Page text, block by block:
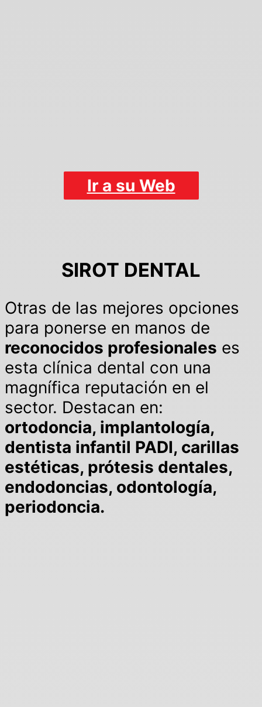
Ir a su Web
SIROT DENTAL
Otras de las mejores opciones
para ponerse en manos de
reconocidos profesionales es
esta clínica dental con una
magnífica reputación en el
sector. Destacan en:
ortodoncia, implantología,
dentista infantil PADI, carillas
estéticas, prótesis dentales,
endodoncias, odontología,
periodoncia.